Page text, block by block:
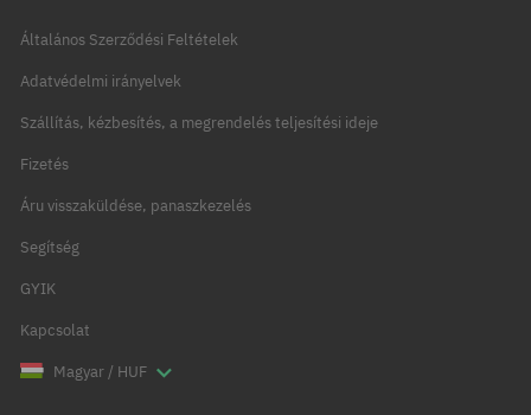
Általános Szerződési Feltételek
Adatvédelmi irányelvek
Szállítás, kézbesítés, a megrendelés teljesítési ideje
Fizetés
Áru visszaküldése, panaszkezelés
Segítség
GYIK
Kapcsolat
Magyar / HUF